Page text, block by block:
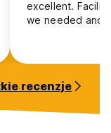
excellent.
we needed and
recenzje